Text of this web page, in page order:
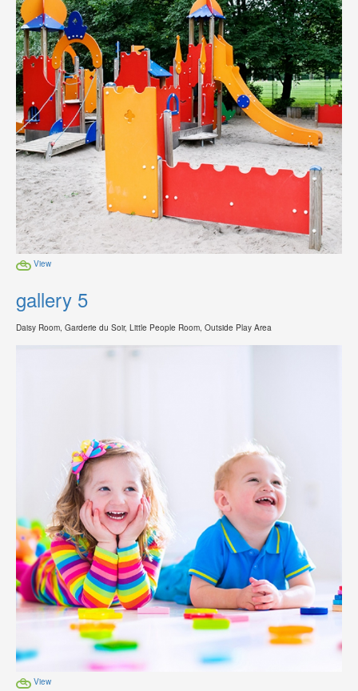
View
gallery 5
Daisy Room, Garderie du Soir, Little People Room, Outside Play Area
View